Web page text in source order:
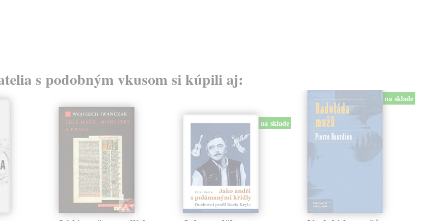
s podobným vkusom si kúpili aj:
na sklade
na sklade